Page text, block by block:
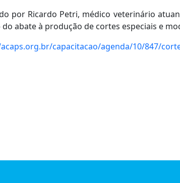
por Ricardo Petri, médico veterinário
abate à produção de cortes especiais e
capacitacao/agenda/10/847/